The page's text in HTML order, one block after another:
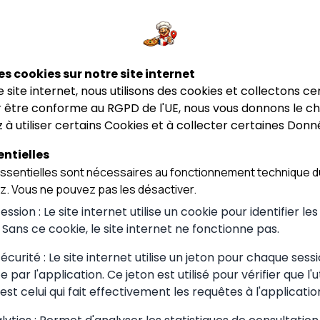
France
est gratuite et accessible à tous. Les établissements
les professionnels souhaitant bénéficier de
de contact, lien vers leur site, personnalisation de
pizzeria.fr (textes, visuels, structure, logo) sont la
cookies sur notre site internet
site internet, nous utilisons des cookies et collectons
conforme au RGPD de l'UE, nous vous donnons le
à utiliser certains Cookies et à collecter certaines
sont nécessaires au fonctionnement technique
Vous ne pouvez pas les désactiver.
: Le site internet utilise un cookie pour identifier les
ce cookie, le site internet ne fonctionne pas.
: Le site internet utilise un jeton pour chaque
par l'application. Ce jeton est utilisé pour vérifier que
celui qui fait effectivement les requêtes à